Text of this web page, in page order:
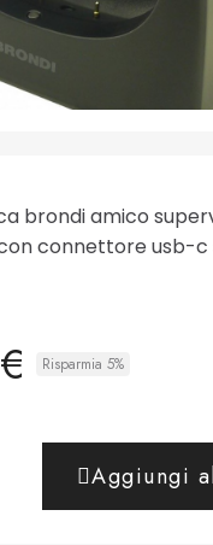
brondi amico
connettore usb-c
Risparmia 5%
Aggiungi